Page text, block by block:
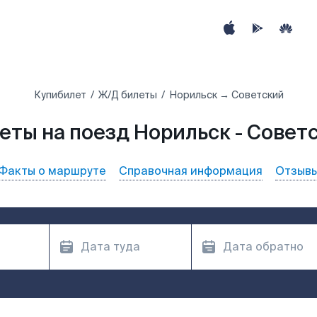
Купибилет Ж/Д билеты Норильск → Советский
на поезд Норильск -
о маршруте Справочная информация